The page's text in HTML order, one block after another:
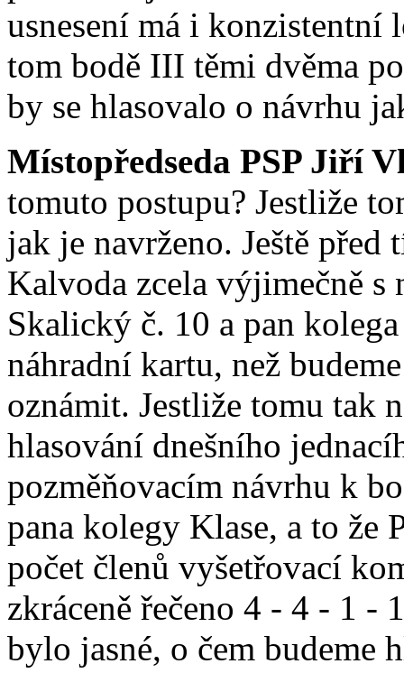
usnesení má i konzistentní
tom bodě III těmi dvěma
by se hlasovalo o návrhu
Místopředseda PSP Jiří
tomuto postupu? Jestliže
jak je navrženo. Ještě před
Kalvoda zcela výjimečně s
Skalický č. 10 a pan
náhradní kartu, než
oznámit. Jestliže tomu tak
hlasování dnešního
pozměňovacím návrhu k
pana kolegy Klase, a to že
počet členů vyšetřovací
zkráceně řečeno 4 - 4 - 1 -
bylo jasné, o čem budeme